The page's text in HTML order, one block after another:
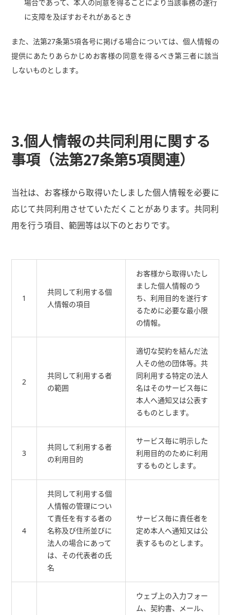
場合であって、本人の同意を得ることにより当該事務の遂行
に支障を及ぼすおそれがあるとき
また、法第27条第5項各号に掲げる場合については、個人情報の
提供にあたりあらかじめお客様の同意を得るべき第三者に該当
しないものとします。
3.個人情報の共同利用に関する
事項（法第27条第5項関連）
当社は、お客様から取得いたしました個人情報を必要に
応じて共同利用させていただくことがあります。共同利
用を行う項目、範囲等は以下のとおりです。
1
共同して利用する個
人情報の項目
お客様から取得いたし
ました個人情報のう
ち、利用目的を遂行す
るために必要な最小限
の情報。
2
共同して利用する者
の範囲
適切な契約を結んだ法
人その他の団体等。共
同利用する特定の法人
名はそのサービス毎に
本人へ通知又は公表す
るものとします。
3
共同して利用する者
の利用目的
サービス毎に明示した
利用目的のために利用
するものとします。
4
共同して利用する個
人情報の管理につい
て責任を有する者の
名称及び住所並びに
法人の場合にあって
は、その代表者の氏
名
サービス毎に責任者を
定め本人へ通知又は公
表するものとします。
ウェブ上の入力フォー
ム、契約書、メール、